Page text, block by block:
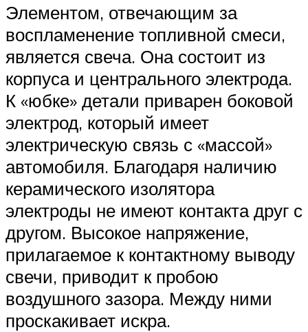
Элементом, отвечающим за
воспламенение топливной смеси,
является свеча. Она состоит из
корпуса и центрального электрода.
К «юбке» детали приварен боковой
электрод, который имеет
электрическую связь с «массой»
автомобиля. Благодаря наличию
керамического изолятора
электроды не имеют контакта друг с
другом. Высокое напряжение,
прилагаемое к контактному выводу
свечи, приводит к пробою
воздушного зазора. Между ними
проскакивает искра.